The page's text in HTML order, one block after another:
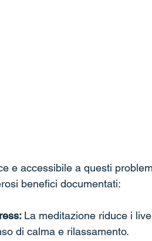
e accessibile a questi
benefici documentati:
La meditazione riduce i
di calma e rilassamento.